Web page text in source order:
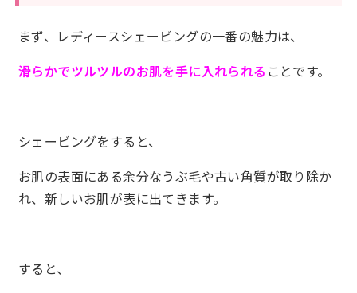
まず、レディースシェービングの一番の魅力は、
滑らかでツルツルのお肌を手に入れられる ことです。
シェービングをすると、
お肌の表面にある余分なうぶ毛や古い角質が取り除か
れ、新しいお肌が表に出てきます。
すると、